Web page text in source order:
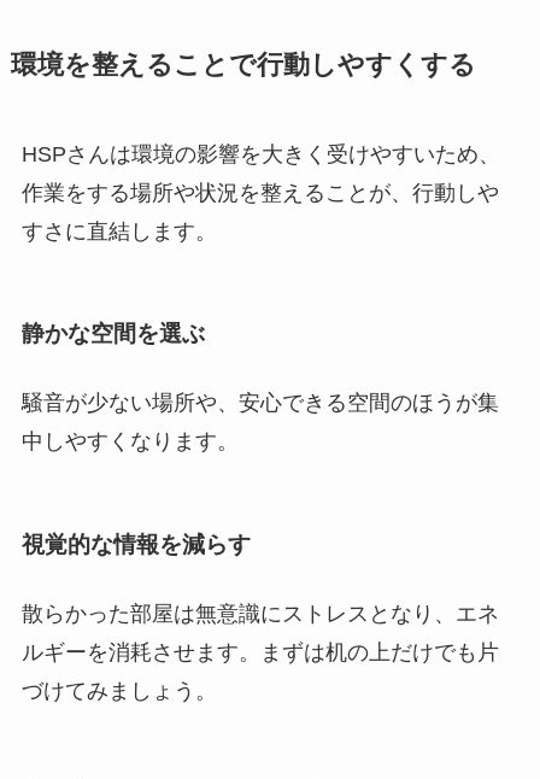
環境を整えることで行動しやすくする
HSPさんは環境の影響を大きく受けやすいため、
作業をする場所や状況を整えることが、行動しや
すさに直結します。
静かな空間を選ぶ
騒音が少ない場所や、安心できる空間のほうが集
中しやすくなります。
視覚的な情報を減らす
散らかった部屋は無意識にストレスとなり、エネ
ルギーを消耗させます。まずは机の上だけでも片
づけてみましょう。